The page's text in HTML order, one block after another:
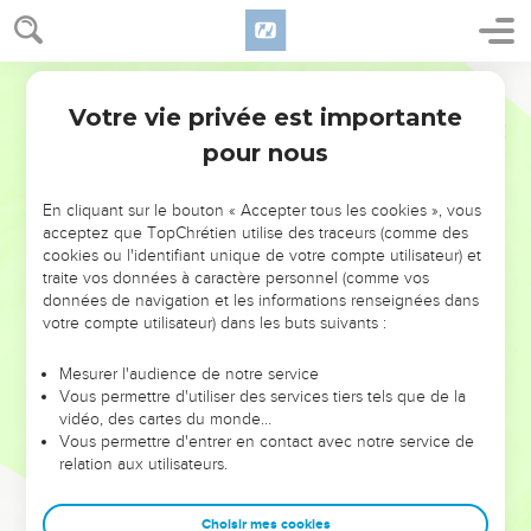
NE MANQUEZ PAS L’ÉVÉNEMENT
DE L’ANNÉE !
ET SI LEURS ERREURS POUVAIENT VOUS ÉVITER LES
VOTRES ?
leur foi ou leur vision. Mais on voit moins les doutes, les erreurs
et les saisons difficiles qu'ils ont traversés, alors même que ce
sont elles qui les ont façonnés.
Dans cette conférence, leaders, entrepreneurs, et responsables
clés pour avancer avec plus de sagesse afin que leurs erreurs
Votre vie privée est importante
pour nous
En cliquant sur le bouton « Accepter tous les cookies », vous
acceptez que TopChrétien utilise des traceurs (comme des
cookies ou l'identifiant unique de votre compte utilisateur) et
traite vos données à caractère personnel (comme vos
données de navigation et les informations renseignées dans
votre compte utilisateur) dans les buts suivants :
Mesurer l'audience de notre service
Vous permettre d'utiliser des services tiers tels que de la
vidéo, des cartes du monde…
Vous permettre d'entrer en contact avec notre service de
relation aux utilisateurs.
Choisir mes cookies